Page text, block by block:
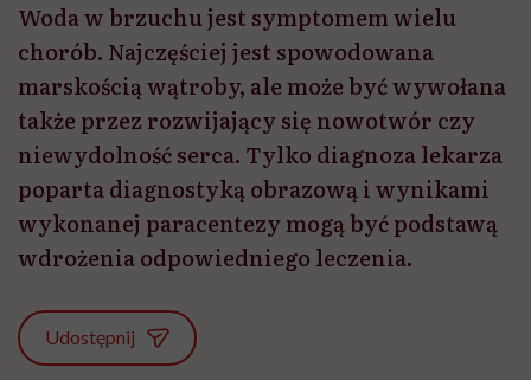
Woda w brzuchu jest symptomem wielu
chorób. Najczęściej jest spowodowana
marskością wątroby, ale może być wywołana
także przez rozwijający się nowotwór czy
niewydolność serca. Tylko diagnoza lekarza
poparta diagnostyką obrazową i wynikami
wykonanej paracentezy mogą być podstawą
wdrożenia odpowiedniego leczenia.
Udostępnij